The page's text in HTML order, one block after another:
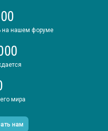
на нашем форуме
мира
нам